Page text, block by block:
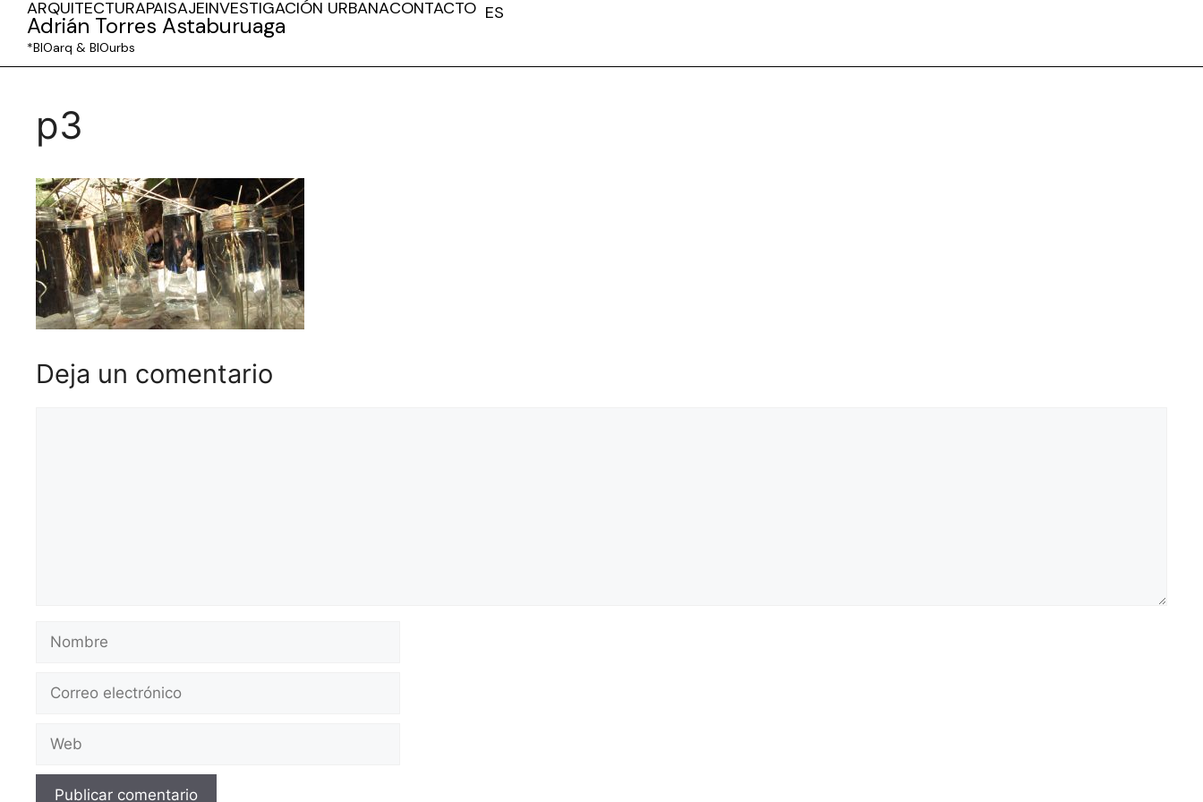
Adrián Torres Astaburuaga
*BIOarq & BIOurbs
ARQUITECTURAPAISAJEINVESTIGACIÓN URBANACONTACTO ES
FR
p3
Deja un comentario